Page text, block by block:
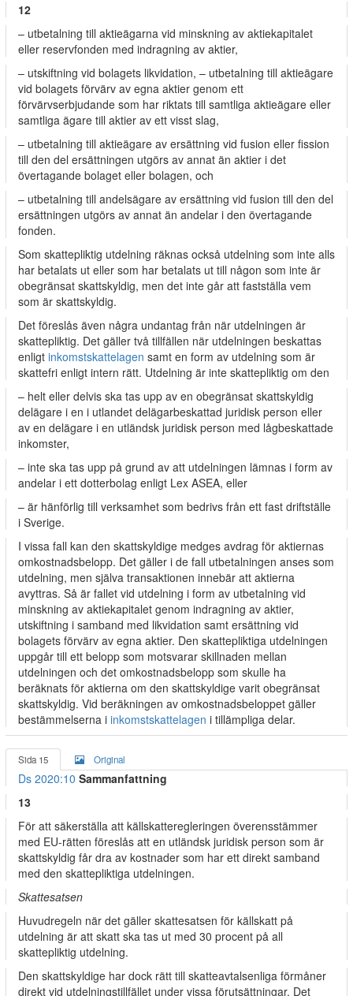
12
– utbetalning till aktieägarna vid minskning av aktiekapitalet
eller reservfonden med indragning av aktier,
– utskiftning vid bolagets likvidation, – utbetalning till aktieägare
vid bolagets förvärv av egna aktier genom ett
förvärvserbjudande som har riktats till samtliga aktieägare eller
samtliga ägare till aktier av ett visst slag,
– utbetalning till aktieägare av ersättning vid fusion eller fission
till den del ersättningen utgörs av annat än aktier i det
övertagande bolaget eller bolagen, och
– utbetalning till andelsägare av ersättning vid fusion till den del
ersättningen utgörs av annat än andelar i den övertagande
fonden.
Som skattepliktig utdelning räknas också utdelning som inte alls
har betalats ut eller som har betalats ut till någon som inte är
obegränsat skattskyldig, men det inte går att fastställa vem
som är skattskyldig.
Det föreslås även några undantag från när utdelningen är
skattepliktig. Det gäller två tillfällen när utdelningen beskattas
enligt inkomstskattelagen samt en form av utdelning som är
skattefri enligt intern rätt. Utdelning är inte skattepliktig om den
– helt eller delvis ska tas upp av en obegränsat skattskyldig
delägare i en i utlandet delägarbeskattad juridisk person eller
av en delägare i en utländsk juridisk person med lågbeskattade
inkomster,
– inte ska tas upp på grund av att utdelningen lämnas i form av
andelar i ett dotterbolag enligt Lex ASEA, eller
– är hänförlig till verksamhet som bedrivs från ett fast driftställe
i Sverige.
I vissa fall kan den skattskyldige medges avdrag för aktiernas
omkostnadsbelopp. Det gäller i de fall utbetalningen anses som
utdelning, men själva transaktionen innebär att aktierna
avyttras. Så är fallet vid utdelning i form av utbetalning vid
minskning av aktiekapitalet genom indragning av aktier,
utskiftning i samband med likvidation samt ersättning vid
bolagets förvärv av egna aktier. Den skattepliktiga utdelningen
uppgår till ett belopp som motsvarar skillnaden mellan
utdelningen och det omkostnadsbelopp som skulle ha
beräknats för aktierna om den skattskyldige varit obegränsat
skattskyldig. Vid beräkningen av omkostnadsbeloppet gäller
bestämmelserna i inkomstskattelagen i tillämpliga delar.
Sida 15 Original
Ds 2020:10 Sammanfattning
13
För att säkerställa att källskatteregleringen överensstämmer
med EU-rätten föreslås att en utländsk juridisk person som är
skattskyldig får dra av kostnader som har ett direkt samband
med den skattepliktiga utdelningen.
Skattesatsen
Huvudregeln när det gäller skattesatsen för källskatt på
utdelning är att skatt ska tas ut med 30 procent på all
skattepliktig utdelning.
Den skattskyldige har dock rätt till skatteavtalsenliga förmåner
direkt vid utdelningstillfället under vissa förutsättningar. Det